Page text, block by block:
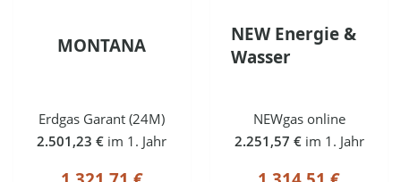
MONTANA
Erdgas Garant (24M)
2.501,23 € im 1. Jahr
NEW Energie &
Wasser
NEWgas online
2.251,57 € im 1. Jahr